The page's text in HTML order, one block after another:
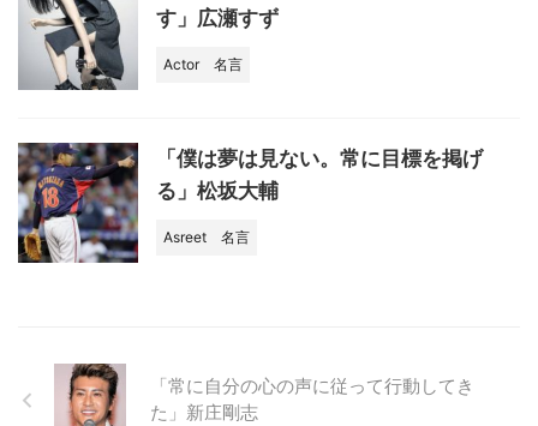
す」広瀬すず
Actor 名言
「僕は夢は見ない。常に目標を掲げ
る」松坂大輔
Asreet 名言
「常に自分の心の声に従って行動してき
た」新庄剛志